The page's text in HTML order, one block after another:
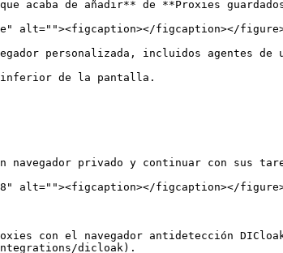
acaba de añadir** de **Proxies
alt=""><figcaption></figcaption></
personalizada, incluidos agentes de
de la pantalla.
privado y continuar con sus
alt=""><figcaption></figcaption></
con el navegador antidetección
dicloak).